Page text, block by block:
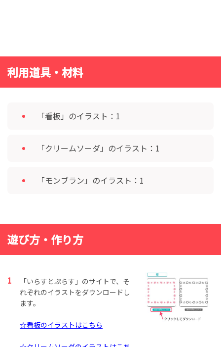
利用道具・材料
「看板」のイラスト：1
「クリームソーダ」のイラスト：1
「モンブラン」のイラスト：1
遊び方・作り方
「いらすとぷらす」のサイトで、そ
れぞれのイラストをダウンロードし
ます。
☆看板のイラストはこちら